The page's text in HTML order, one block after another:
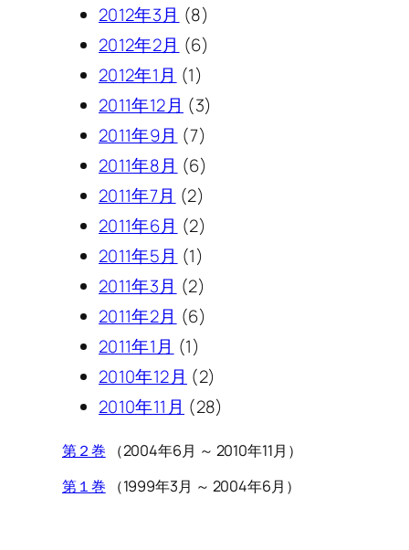
2012年3月 (8)
2012年2月 (6)
2012年1月 (1)
2011年12月 (3)
2011年9月 (7)
2011年8月 (6)
2011年7月 (2)
2011年6月 (2)
2011年5月 (1)
2011年3月 (2)
2011年2月 (6)
2011年1月 (1)
2010年12月 (2)
2010年11月 (28)
第２巻 （2004年6月 ～ 2010年11月）
第１巻 （1999年3月 ～ 2004年6月）